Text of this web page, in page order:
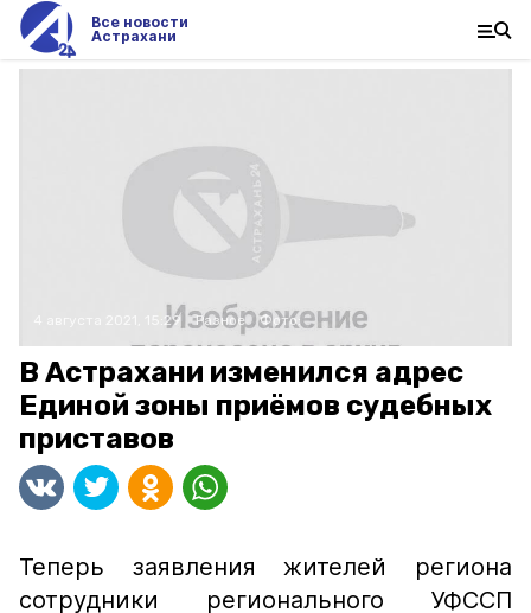
Все новости
Астрахани
4 августа 2021, 15:29 Разное Фото:
В Астрахани изменился адрес
Единой зоны приёмов судебных
приставов
Теперь заявления жителей региона
сотрудники регионального УФССП